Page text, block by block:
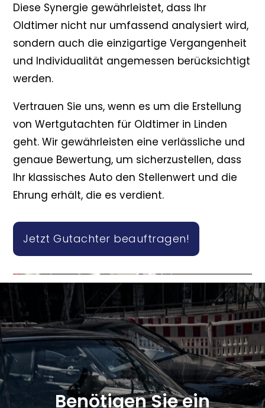
Diese Synergie gewährleistet, dass Ihr
Oldtimer nicht nur umfassend analysiert wird,
sondern auch die einzigartige Vergangenheit
und Individualität angemessen berücksichtigt
werden.
Vertrauen Sie uns, wenn es um die Erstellung
von Wertgutachten für Oldtimer in Linden
geht. Wir gewährleisten eine verlässliche und
genaue Bewertung, um sicherzustellen, dass
Ihr klassisches Auto den Stellenwert und die
Ehrung erhält, die es verdient.
Jetzt Gutachter beauftragen!
Benötigen Sie ein